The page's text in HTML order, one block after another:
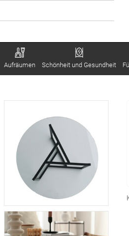
Aufräumen Schönheit und Gesundheit